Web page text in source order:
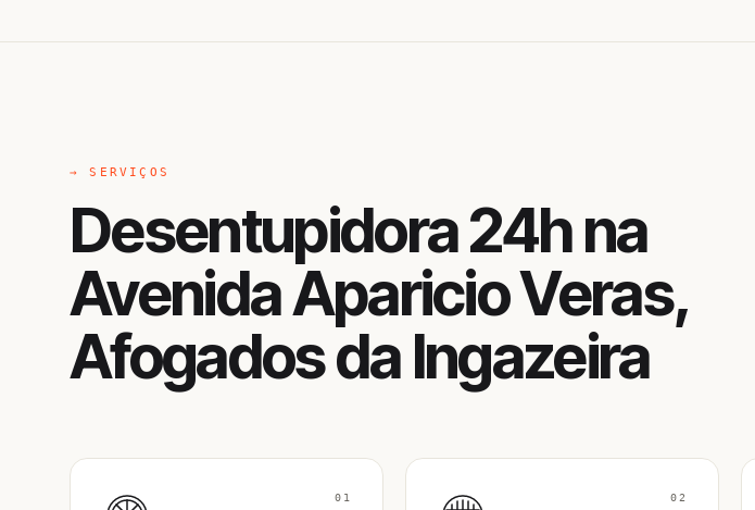
→ SERVIÇOS
Desentupidora 24h na
Avenida Aparicio Veras,
Afogados da Ingazeira
01 02